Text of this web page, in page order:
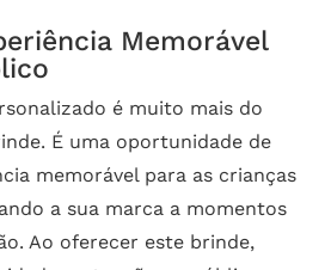
Memorável
é muito mais do
É uma oportunidade de
memorável para as crianças
a sua marca a momentos
Ao oferecer este brinde,